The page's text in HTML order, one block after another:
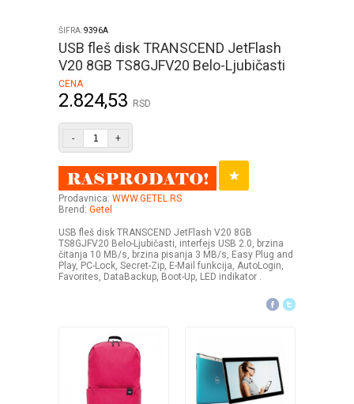
ŠIFRA:9396A
USB fleš disk TRANSCEND JetFlash
V20 8GB TS8GJFV20 Belo-Ljubičasti
CENA
2.824,53 RSD
- +
Prodavnica: WWW.GETEL.RS
Brend: Getel
USB fleš disk TRANSCEND JetFlash V20 8GB
TS8GJFV20 Belo-Ljubičasti, interfejs USB 2.0, brzina
čitanja 10 MB/s, brzina pisanja 3 MB/s, Easy Plug and
Play, PC-Lock, Secret-Zip, E-Mail funkcija, AutoLogin,
Favorites, DataBackup, Boot-Up, LED indikator .